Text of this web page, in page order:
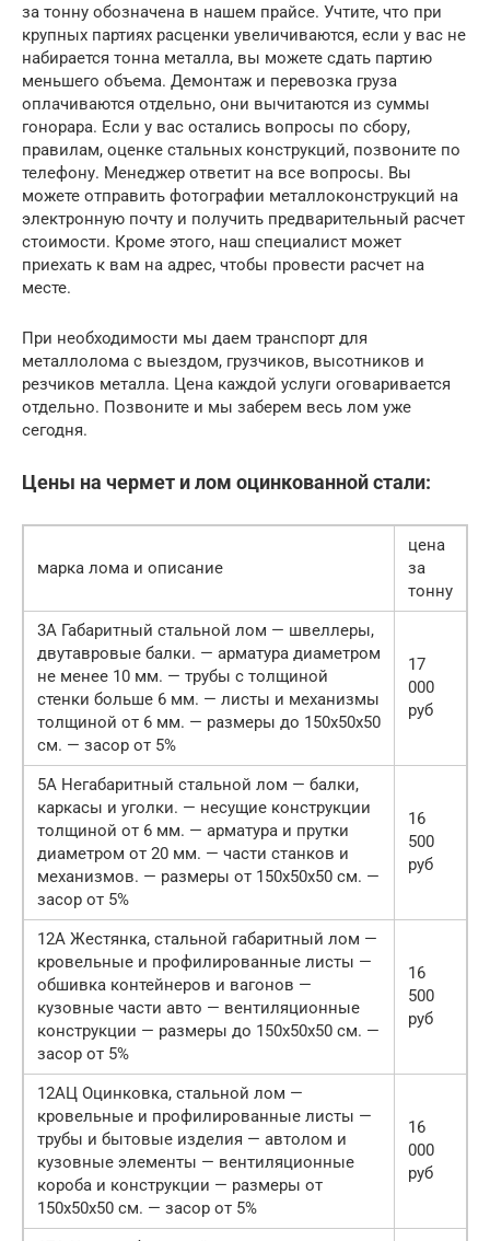
за тонну обозначена в нашем прайсе. Учтите, что при
крупных партиях расценки увеличиваются, если у вас не
набирается тонна металла, вы можете сдать партию
меньшего объема. Демонтаж и перевозка груза
оплачиваются отдельно, они вычитаются из суммы
гонорара. Если у вас остались вопросы по сбору,
правилам, оценке стальных конструкций, позвоните по
телефону. Менеджер ответит на все вопросы. Вы
можете отправить фотографии металлоконструкций на
электронную почту и получить предварительный расчет
стоимости. Кроме этого, наш специалист может
приехать к вам на адрес, чтобы провести расчет на
месте.
При необходимости мы даем транспорт для
металлолома с выездом, грузчиков, высотников и
резчиков металла. Цена каждой услуги оговаривается
отдельно. Позвоните и мы заберем весь лом уже
сегодня.
Цены на чермет и лом оцинкованной стали:
марка лома и описание
цена
за
тонну
3А Габаритный стальной лом — швеллеры,
двутавровые балки. — арматура диаметром
не менее 10 мм. — трубы с толщиной
стенки больше 6 мм. — листы и механизмы
толщиной от 6 мм. — размеры до 150х50х50
см. — засор от 5%
17
000
руб
5А Негабаритный стальной лом — балки,
каркасы и уголки. — несущие конструкции
толщиной от 6 мм. — арматура и прутки
диаметром от 20 мм. — части станков и
механизмов. — размеры от 150х50х50 см. —
засор от 5%
16
500
руб
12А Жестянка, стальной габаритный лом —
кровельные и профилированные листы —
обшивка контейнеров и вагонов —
кузовные части авто — вентиляционные
конструкции — размеры до 150х50х50 см. —
засор от 5%
16
500
руб
12АЦ Оцинковка, стальной лом —
кровельные и профилированные листы —
трубы и бытовые изделия — автолом и
кузовные элементы — вентиляционные
короба и конструкции — размеры от
150х50х50 см. — засор от 5%
16
000
руб